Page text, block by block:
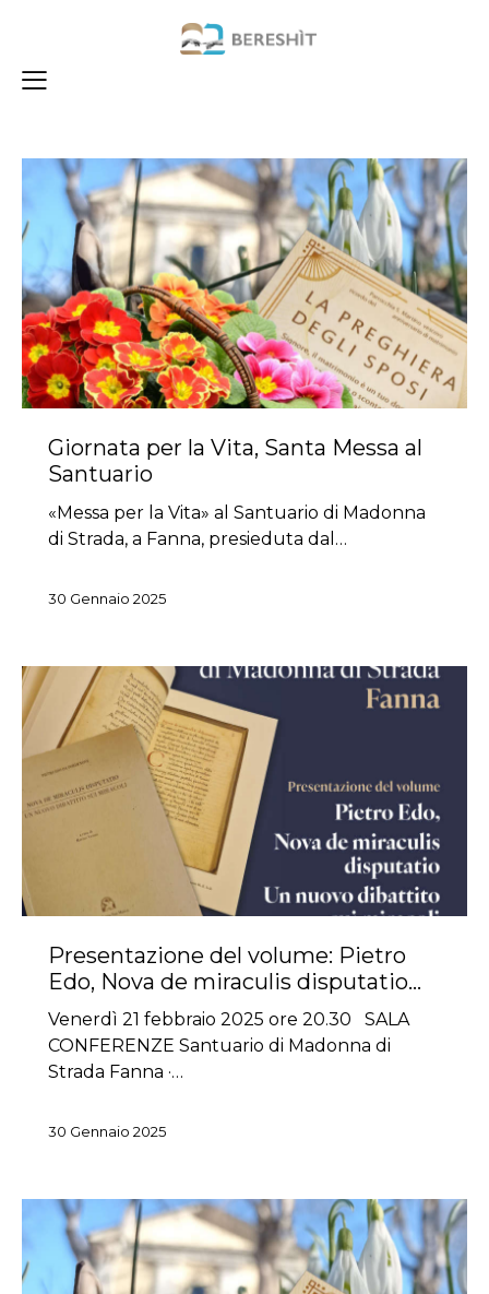
Giornata per la Vita, Santa Messa al
Santuario
«Messa per la Vita» al Santuario di Madonna
di Strada, a Fanna, presieduta dal…
30 Gennaio 2025
Presentazione del volume: Pietro
Edo, Nova de miraculis disputatio…
Venerdì 21 febbraio 2025 ore 20.30 SALA
CONFERENZE Santuario di Madonna di
Strada Fanna ·…
30 Gennaio 2025